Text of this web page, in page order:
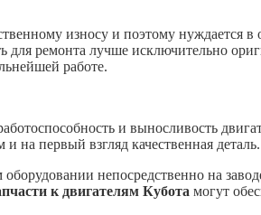
износу и поэтому нуждается
для ремонта лучше исключительно
работе.
и выносливость
на первый взгляд качественная деталь.
непосредственно на
к двигателям Кубота могут